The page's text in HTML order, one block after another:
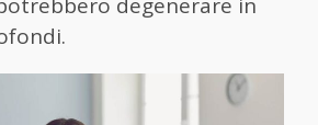
degenerare in